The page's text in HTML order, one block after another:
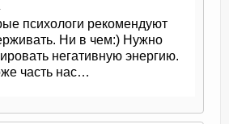
психологи рекомендуют
Ни в чем:) Нужно
негативную энергию.
часть нас…